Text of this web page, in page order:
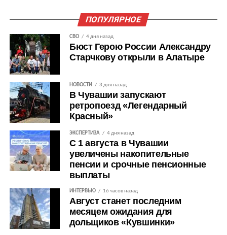
ПОПУЛЯРНОЕ
СВО 4 дня назад
Бюст Герою России Александру
Старчкову открыли в Алатыре
НОВОСТИ 3 дня назад
В Чувашии запускают
ретропоезд «Легендарный
Красный»
ЭКСПЕРТИЗА 4 дня назад
С 1 августа в Чувашии
увеличены накопительные
пенсии и срочные пенсионные
выплаты
ИНТЕРВЬЮ 16 часов назад
Август станет последним
месяцем ожидания для
дольщиков «Кувшинки»